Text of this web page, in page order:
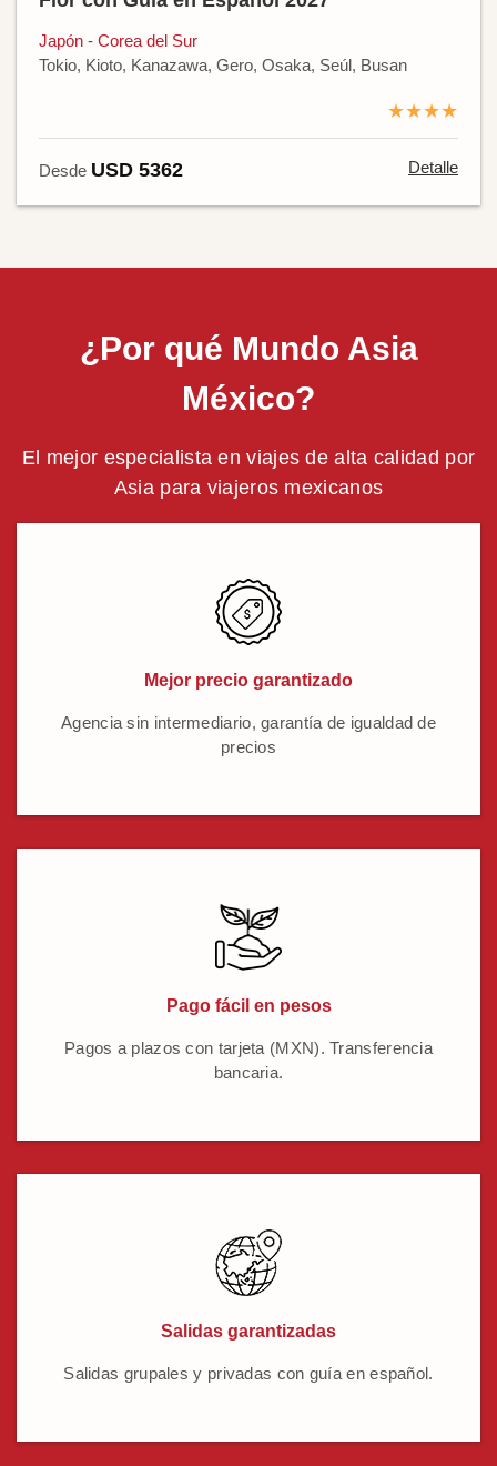
Japón - Corea del Sur
Tokio, Kioto, Kanazawa, Gero, Osaka, Seúl, Busan
★★★★
Desde USD 5362 Detalle
¿Por qué Mundo Asia
México?
El mejor especialista en viajes de alta calidad por
Asia para viajeros mexicanos
Mejor precio garantizado
Agencia sin intermediario, garantía de igualdad de
precios
Pago fácil en pesos
Pagos a plazos con tarjeta (MXN). Transferencia
bancaria.
Salidas garantizadas
Salidas grupales y privadas con guía en español.